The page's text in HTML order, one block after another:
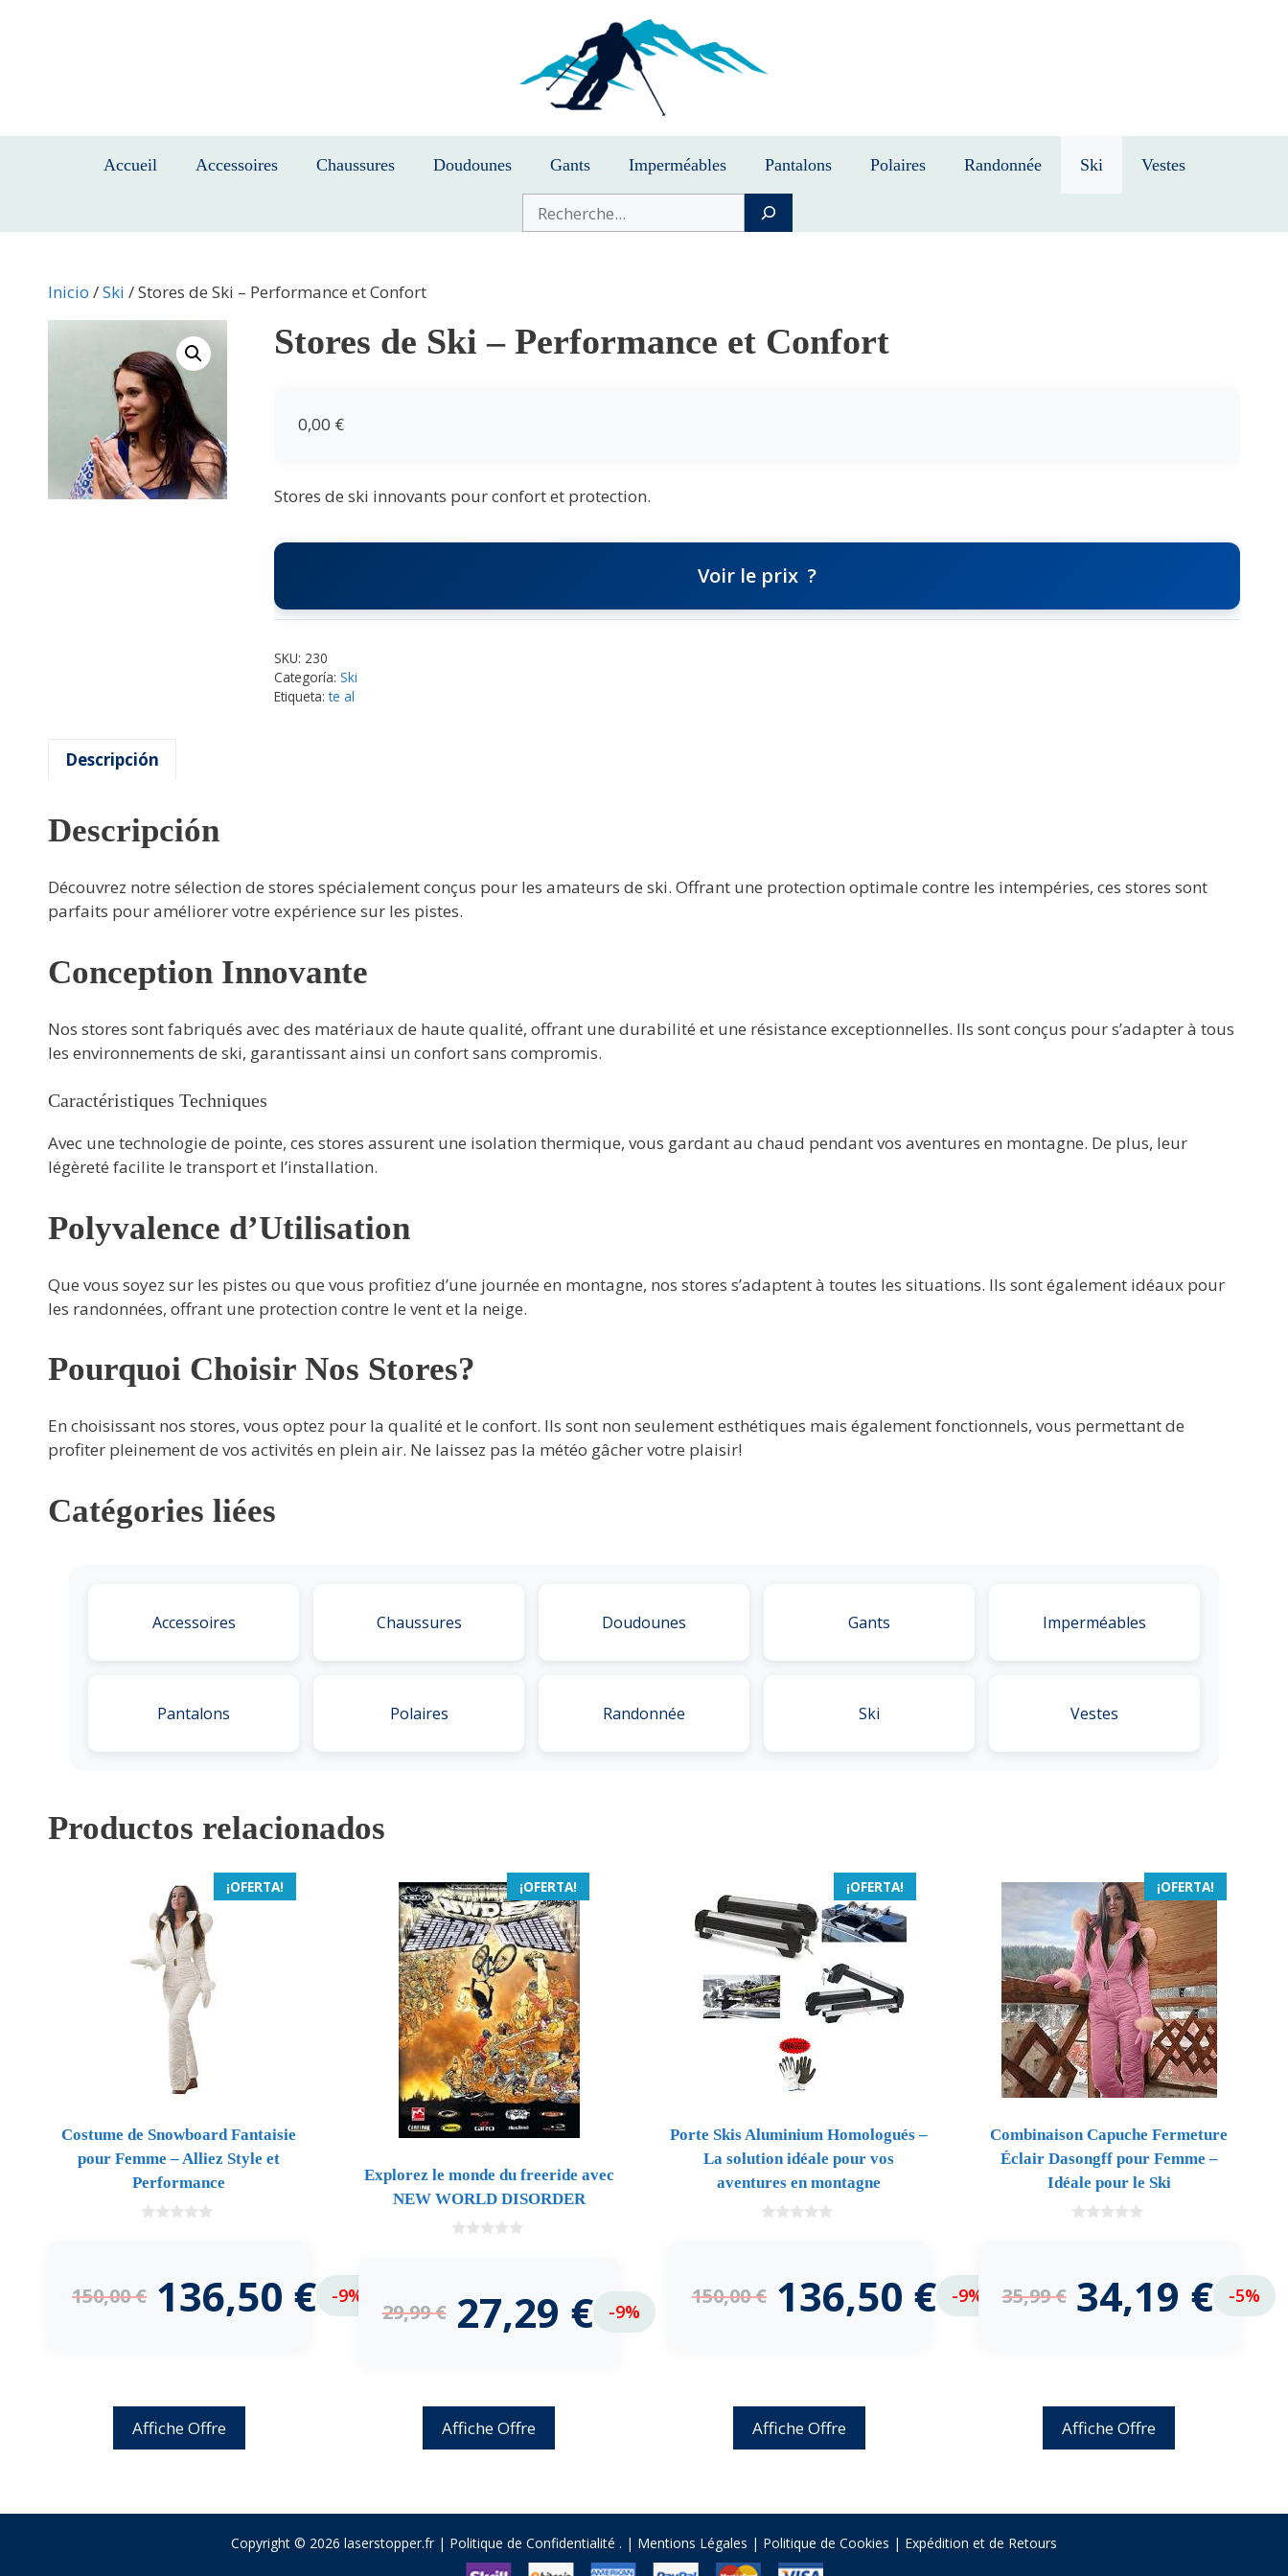
Accueil Accessoires Chaussures Doudounes Gants Imperméables Pantalons Polaires Randonnée Ski Vestes
Buscar
Inicio /Ski / Stores de Ski – Performance et Confort
Stores de Ski – Performance et Confort
0,00 €
Stores de ski innovants pour confort et protection.
Voir le prix
SKU: 230
Categoría:Ski
Etiqueta:te al
Descripción
Descripción
Découvrez notre sélection de stores spécialement conçus pour les amateurs de ski. Offrant une protection optimale contre les intempéries, ces stores sont
parfaits pour améliorer votre expérience sur les pistes.
Conception Innovante
Nos stores sont fabriqués avec des matériaux de haute qualité, offrant une durabilité et une résistance exceptionnelles. Ils sont conçus pour s’adapter à tous
les environnements de ski, garantissant ainsi un confort sans compromis.
Caractéristiques Techniques
Avec une technologie de pointe, ces stores assurent une isolation thermique, vous gardant au chaud pendant vos aventures en montagne. De plus, leur
légèreté facilite le transport et l’installation.
Polyvalence d’Utilisation
Que vous soyez sur les pistes ou que vous profitiez d’une journée en montagne, nos stores s’adaptent à toutes les situations. Ils sont également idéaux pour
les randonnées, offrant une protection contre le vent et la neige.
Pourquoi Choisir Nos Stores?
En choisissant nos stores, vous optez pour la qualité et le confort. Ils sont non seulement esthétiques mais également fonctionnels, vous permettant de
profiter pleinement de vos activités en plein air. Ne laissez pas la météo gâcher votre plaisir!
Catégories liées
Accessoires Chaussures Doudounes Gants Imperméables
Pantalons Polaires Randonnée Ski Vestes
Productos relacionados
¡OFERTA!
Costume de Snowboard Fantaisie
pour Femme – Alliez Style et
Performance
150,00€ 136,50 € -9%
Affiche Offre
¡OFERTA!
Explorez le monde du freeride avec
NEW WORLD DISORDER
29,99€ 27,29 € -9%
Affiche Offre
¡OFERTA!
Porte Skis Aluminium Homologués –
La solution idéale pour vos
aventures en montagne
150,00€ 136,50 € -9%
Affiche Offre
¡OFERTA!
Combinaison Capuche Fermeture
Éclair Dasongff pour Femme –
Idéale pour le Ski
35,99€ 34,19 € -5%
Affiche Offre
Copyright © 2026 laserstopper.fr | Politique de Confidentialité . | Mentions Légales | Politique de Cookies | Expédition et de Retours